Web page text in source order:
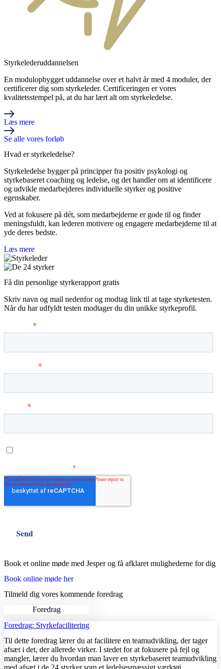
Styrkelederuddannelsen
En modulopbygget uddannelse over et halvt år med 4 moduler, der
certificerer dig som styrkeleder. Certificeringen er vores
kvalitetsstempel på, at du har lært alt om styrkeledelse.
Læs mere
Se alle vores forløb
Hvad er styrkeledelse?
Styrkeledelse bygger på principper fra positiv psykologi og
styrkebaseret coaching og ledelse, og det handler om at identificere
og udvikle medarbejderes individuelle styrker og positive
egenskaber.
Ved at fokusere på dét, som medarbejderne er gode til og finder
meningsfuldt, kan lederen motivere og engagere medarbejderne til at
yde deres bedste.
Læs mere
Få din personlige styrkerapport gratis
Skriv navn og mail nedenfor og modtag link til at tage styrketesten.
Når du har udfyldt testen modtager du din unikke styrkeprofil.
Book et online møde med Jesper og få afklaret mulighederne for dig
Book online møde her
Tilmeld dig vores kommende foredrag
Foredrag
Foredrag: Styrkefacilitering
Til dette foredrag lærer du at facilitere en teamudvikling, der tager
afsæt i det, der allerede virker. I stedet for at fokusere på fejl og
mangler, lærer du hvordan man laver en styrkebaseret teamudvikling
med afsæt i de 24 styrker som et ledelsesmæssigt værktøj.